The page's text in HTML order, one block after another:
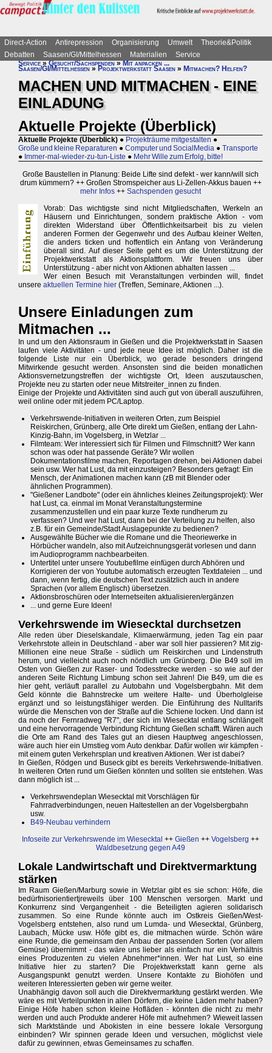
Direct-Action Antirepression Organisierung Umwelt
Theorie&Politik
Debatten
Saasen/GI/Mittelhessen Materialien
Service
Service»Gesucht/Sachspenden»Mit anpacken ...
Saasen/GI/Mittelhessen » Projektwerkstatt Saasen » Mitmachen? Helfen?
MACHEN UND MITMACHEN - EINE
EINLADUNG
Aktuelle Projekte (Überblick)
Aktuelle Projekte (Überblick) ● Projekträume mitgestalten ●
Große und kleine Reparaturen ● Computer und SocialMedia ● Transporte
● Immer-mal-wieder-zu-tun-Liste ● Mehr Wille zum Erfolg, bitte!
Große Baustellen in Planung: Beide Lifte sind defekt - wer kann/will sich
drum kümmern? ++ Großen Stromspeicher aus Li-Zellen-Akkus bauen ++
mehr Infos ++Sachspenden gesucht
Vorab: Das wichtigste sind nicht Mitgliedschaften, Werkeln an
Häusern und Einrichtungen, sondern praktische Aktion - vom
direkten Widerstand über Öffentlichkeitsarbeit bis zu vielen
anderen Formen der Gegenwehr und des Aufbau kleiner Welten,
die anders ticken und hoffentlich ein Anfang von Veränderung
überall sind. Auf dieser Seite geht es um die Unterstützung der
Projektwerkstatt als Aktionsplattform. Wir freuen uns über
Unterstützung - aber nicht von Aktionen abhalten lassen ...
Wer einen Besuch mit Veranstaltungen verbinden will, findet
unsere aktuellen Termine hier (Treffen, Seminare, Aktionen ...).
Unsere Einladungen zum
Mitmachen ...
In und um den Aktionsraum in Gießen und die Projektwerkstatt in Saasen
laufen viele Aktivitäten - und jede neue Idee ist möglich. Daher ist die
folgende Liste nur ein Überblick, wo gerade besonders dringend
Mitwirkende gesucht werden. Ansonsten sind die beiden monatlichen
Aktionsvernetzungstreffen der wichtigste Ort, Ideen auszutauschen,
Projekte neu zu starten oder neue Mitstreiter_innen zu finden.
Einige der Projekte und Aktivitäten sind auch gut von überall auszuführen,
weil online oder mit jedem PC/Laptop.
Verkehrswende-Initiativen in weiteren Orten, zum Beispiel
Reiskirchen, Grünberg, alle Orte direkt um Gießen, entlang der Lahn-
Kinzig-Bahn, im Vogelsberg, in Wetzlar ...
Filmteam: Wer interessiert sich für Filmen und Filmschnitt? Wer kann
schon was oder hat passende Geräte? Wir wollen
Dokumentationsfilme machen, Reportagen drehen, bei Aktionen dabei
sein usw. Wer hat Lust, da mit einzusteigen? Besonders gefragt: Ein
Mensch, der Animationen machen kann (zB mit Blender oder
ähnlichen Programmen).
"Gießener Landbote" (oder ein ähnliches kleines Zeitungsprojekt): Wer
hat Lust, ca. einmal im Monat Veranstaltungstermine
zusammenzustellen und ein paar kurze Texte rundherum zu
verfassen? Und wer hat Lust, dann bei der Verteilung zu helfen, also
z.B. für ein Gemeinde/Stadt Auslagepunkte zu bedienen?
Ausgewählte Bücher wie die Romane und die Theoriewerke in
Hörbücher wandeln, also mit Aufzeichnungsgerät vorlesen und dann
im Audioprogramm nachbearbeiten.
Untertitel unter unsere Youtubefilme einfügen durch Abhören und
Korrigieren der von Youtube automatisch erzeugten Textdateien ... und
dann, wenn fertig, die deutschen Text zusätzlich auch in andere
Sprachen (vor allem Englisch) übersetzen.
Aktionsbroschüren oder Internetseiten aktualisieren/ergänzen
... und gerne Eure Ideen!
Verkehrswende im Wiesecktal durchsetzen
Alle reden über Dieselskandale, Klimaerwärmung, jeden Tag ein paar
Verkehrstote allein in Deutschland - aber war soll hier passieren? Mit zig-
Millionen eine neue Straße - südlich um Reiskirchen und Lindenstruth
herum, und vielleicht auch noch nördlich um Grünberg. Die B49 soll im
Osten von Gießen zur Raser- und Todesstrecke werden - so wie auf der
anderen Seite Richtung Limbung schon seit Jahren! Die B49, um die es
hier geht, verläuft parallel zu Autobahn und Vogelsbergbahn. Mit dem
Geld könnte die Bahnstrecke um weitere Halte- und Überholgleise
ergänzt und so leistungsfähiger werden. Die Einführung des Nulltarifs
würde die Menschen von der Straße auf die Schiene locken. Und dann ist
da noch der Fernradweg "R7", der sich im Wiesecktal entlang schlängelt
und eine hervorragende Verbindung Richtung Gießen schafft. Wären auch
die Orte am Rand des Tales gut an diesen Hauptweg angeschlossen,
wäre auch hier ein Umstieg vom Auto denkbar. Dafür wollen wir kämpfen -
mit einem guten Verkehrsplan und kreativen Aktionen. Wer ist dabei?
In Gießen, Rödgen und Buseck gibt es bereits Verkehrswende-Initiativen.
In weiteren Orten rund um Gießen könnten und sollten sie entstehen. Was
dann möglich ist ...
Verkehrswendeplan Wiesecktal mit Vorschlägen für
Fahrradverbindungen, neuen Haltestellen an der Vogelsbergbahn
usw.
B49-Neubau verhindern
Infoseite zur Verkehrswende im Wiesecktal ++Gießen ++Vogelsberg ++
Waldbesetzung gegen A49
Lokale Landwirtschaft und Direktvermarktung
stärken
Im Raum Gießen/Marburg sowie in Wetzlar gibt es sie schon: Höfe, die
bedürfnisorientiertjreweils über 100 Menschen versorgen. Markt und
Konkurrenz sind Vergangenheit - die Beteiligten agieren solidarisch
zusammen. So eine Runde könnte auch im Ostkreis Gießen/West-
Vogelsberg entstehen, also rund um Lumda- und Wiesecktal, Grünberg,
Laubach, Mücke usw. Höfe gibt es, die mitmachen würde. Schön wäre
eine Runde, die gemeinsam den Anbau der passenden Sorten (vor allem
Gemüse) übernimmt - das wäre uns lieber als einfach nur ein Verhältnis
eines Produzenten zu vielen Abnehmer*innen. Wer hat Lust, so eine
Initiative hier zu starten? Die Projektwerkstatt kann gerne als
Ausgangspunkt genutzt werden. Unsere Kontakte zu Biohöfen und
weiteren Interessierten geben wir gerne weiter.
Unabhängig davon soll auch die Direktvermarktung gestärkt werden. Wie
wäre es mit Verteilpunkten in allen Dörfern, die keine Läden mehr haben?
Einige Höfe haben schon kleine Hofläden - könnten die nicht zu mehr
werden und auch Produkte anderer Höfe mit aufnehmen? Wieweit lassen
sich Marktstände und Abokisten in eine bessere lokale Versorgung
einbinden? Wir spinnen gerade Ideen und versuchen, möglichst viele
dafür zu gewinnen, etwas Gemeinsames zu schaffen.